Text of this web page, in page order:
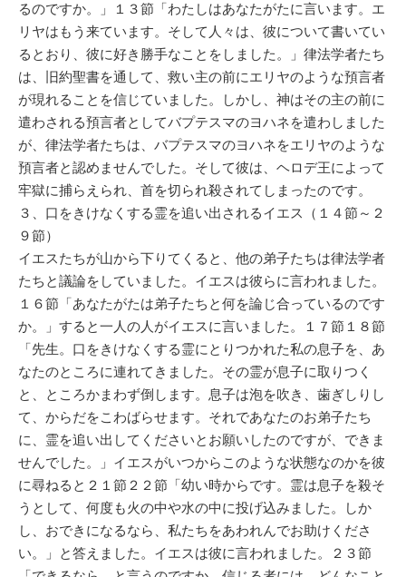
るのですか。」１３節「わたしはあなたがたに言います。エ
リヤはもう来ています。そして人々は、彼について書いてい
るとおり、彼に好き勝手なことをしました。」律法学者たち
は、旧約聖書を通して、救い主の前にエリヤのような預言者
が現れることを信じていました。しかし、神はその主の前に
遣わされる預言者としてバプテスマのヨハネを遣わしました
が、律法学者たちは、バプテスマのヨハネをエリヤのような
預言者と認めませんでした。そして彼は、ヘロデ王によって
牢獄に捕らえられ、首を切られ殺されてしまったのです。
３、口をきけなくする霊を追い出されるイエス（１４節～２
９節）
イエスたちが山から下りてくると、他の弟子たちは律法学者
たちと議論をしていました。イエスは彼らに言われました。
１６節「あなたがたは弟子たちと何を論じ合っているのです
か。」すると一人の人がイエスに言いました。１７節１８節
「先生。口をきけなくする霊にとりつかれた私の息子を、あ
なたのところに連れてきました。その霊が息子に取りつく
と、ところかまわず倒します。息子は泡を吹き、歯ぎしりし
て、からだをこわばらせます。それであなたのお弟子たち
に、霊を追い出してくださいとお願いしたのですが、できま
せんでした。」イエスがいつからこのような状態なのかを彼
に尋ねると２１節２２節「幼い時からです。霊は息子を殺そ
うとして、何度も火の中や水の中に投げ込みました。しか
し、おできになるなら、私たちをあわれんでお助けくださ
い。」と答えました。イエスは彼に言われました。２３節